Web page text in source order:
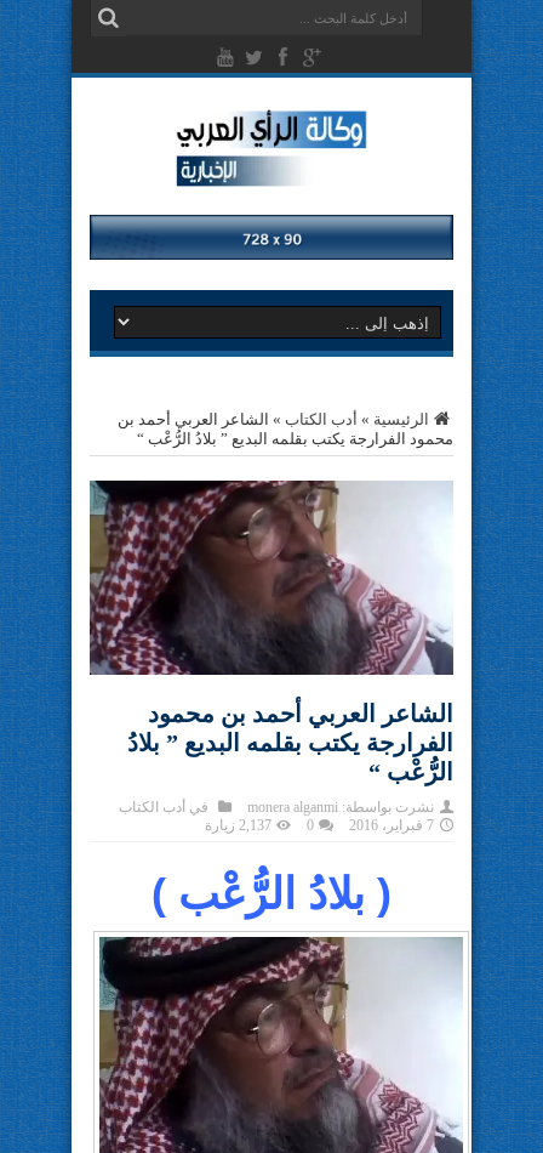
الرئيسية » أدب الكتاب » الشاعر العربي أحمد بن
محمود الفرارجة يكتب بقلمه البديع ” بلادُ الرُّعْب “
الشاعر العربي أحمد بن محمود
الفرارجة يكتب بقلمه البديع ” بلادُ
الرُّعْب “
نشرت بواسطة: monera alganmi في أدب الكتاب
7 فبراير، 2016
0 2,137 زيارة
( بلادُ الرُّعْب )